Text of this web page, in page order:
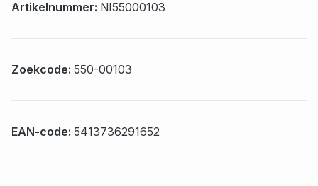
Artikelnummer: NI55000103
Zoekcode: 550-00103
EAN-code: 5413736291652